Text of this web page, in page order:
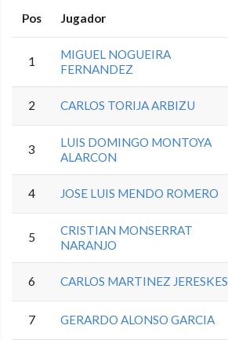
Pos Jugador
1
MIGUEL NOGUEIRA
FERNANDEZ
2 CARLOS TORIJA ARBIZU
3
LUIS DOMINGO MONTOYA
ALARCON
4 JOSE LUIS MENDO ROMERO
5
CRISTIAN MONSERRAT
NARANJO
6 CARLOS MARTINEZ JERESKES
7 GERARDO ALONSO GARCIA